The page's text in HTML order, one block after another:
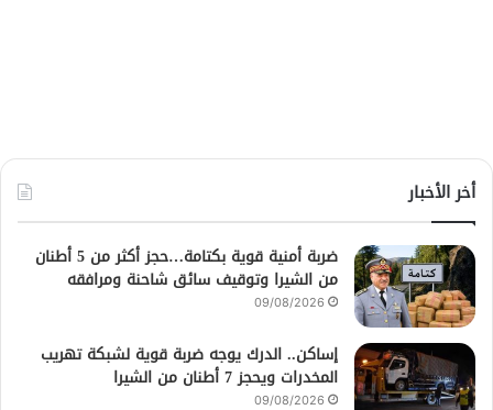
أخر الأخبار
ضربة أمنية قوية بكتامة…حجز أكثر من 5 أطنان
من الشيرا وتوقيف سائق شاحنة ومرافقه
09/08/2026
إساكن.. الدرك يوجه ضربة قوية لشبكة تهريب
المخدرات ويحجز 7 أطنان من الشيرا
09/08/2026